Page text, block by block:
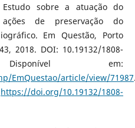
Estudo sobre a atuação do
ações de preservação do
Em Questão, Porto
2018. DOI: 10.19132/1808-
Disponível em:
EmQuestao/article/view/71987
https://doi.org/10.19132/1808-